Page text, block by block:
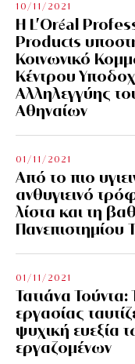
10/11/2021
Η L’Οréal
Products
Κοινωνικό
Κέντρου
Αλληλεγγύης
Αθηναίων
01/11/2021
Από το πιο
ανθυγιεινό
λίστα και τη
Πανεπιστημίου
01/11/2021
Τατιάνα Τούντα:
εργασίας
ψυχική ευεξία
εργαζομένων